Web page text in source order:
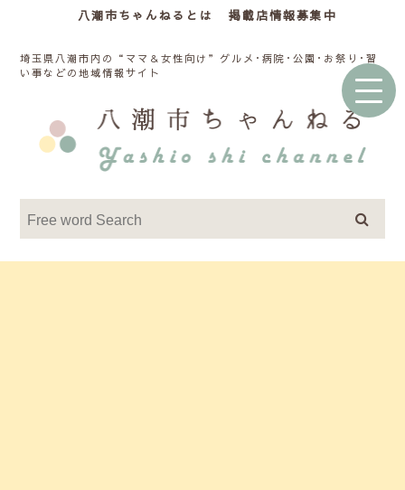
八潮市ちゃんねるとは 掲載店情報募集中
埼玉県八潮市内の“ママ＆女性向け”グルメ･病院･公園･お祭り･習
い事などの地域情報サイト